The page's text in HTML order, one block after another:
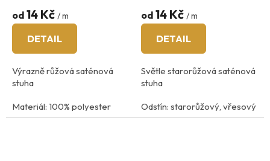
od 14 Kč / m
DETAIL
Výrazně růžová saténová
stuha
Materiál: 100% polyester
od 14 Kč / m
DETAIL
Světle starorůžová saténová
stuha
Odstín: starorůžový, vřesový